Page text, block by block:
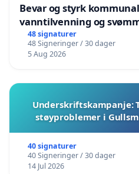
Bevar og styrk
vanntilvenning og
barnehagene i Haugesund
48 signaturer
48 Signeringer / 30 dager
5 Aug 2026
Underskriftskampanje:
støyproblemer i
40 signaturer
40 Signeringer / 30 dager
14 Jul 2026